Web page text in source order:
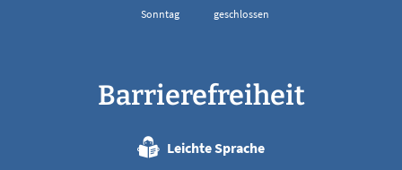
Sonntag
geschlossen
Barrierefreiheit
Leichte Sprache